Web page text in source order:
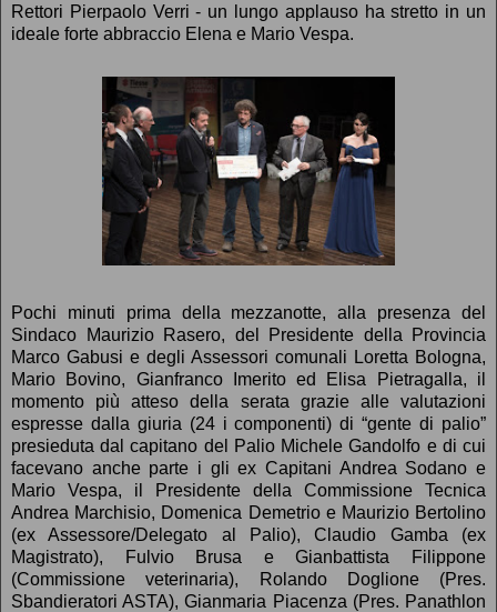
Rettori Pierpaolo Verri - un lungo applauso ha stretto in un
ideale forte abbraccio Elena e Mario Vespa.
Pochi minuti prima della mezzanotte, alla presenza del
Sindaco Maurizio Rasero, del Presidente della Provincia
Marco Gabusi e degli Assessori comunali Loretta Bologna,
Mario Bovino, Gianfranco Imerito ed Elisa Pietragalla, il
momento più atteso della serata grazie alle valutazioni
espresse dalla giuria (24 i componenti) di “gente di palio”
presieduta dal capitano del Palio Michele Gandolfo e di cui
facevano anche parte i gli ex Capitani Andrea Sodano e
Mario Vespa, il Presidente della Commissione Tecnica
Andrea Marchisio, Domenica Demetrio e Maurizio Bertolino
(ex Assessore/Delegato al Palio), Claudio Gamba (ex
Magistrato), Fulvio Brusa e Gianbattista Filippone
(Commissione veterinaria), Rolando Doglione (Pres.
Sbandieratori ASTA), Gianmaria Piacenza (Pres. Panathlon